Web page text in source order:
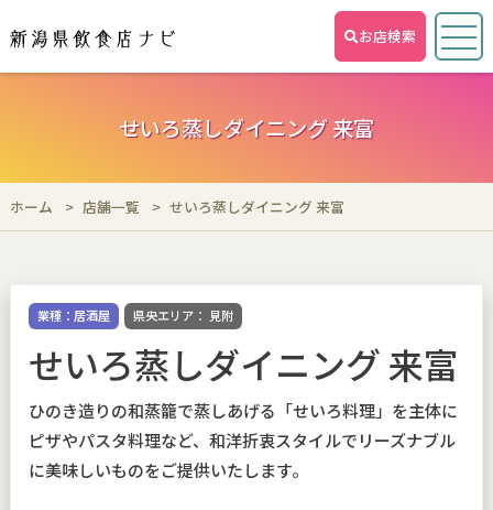
お店検索
せいろ蒸しダイニング 来富
ホーム 店舗一覧 せいろ蒸しダイニング 来富
業種：居酒屋 県央エリア： 見附
せいろ蒸しダイニング 来富
ひのき造りの和蒸籠で蒸しあげる「せいろ料理」を主体に
ピザやパスタ料理など、和洋折衷スタイルでリーズナブル
に美味しいものをご提供いたします。